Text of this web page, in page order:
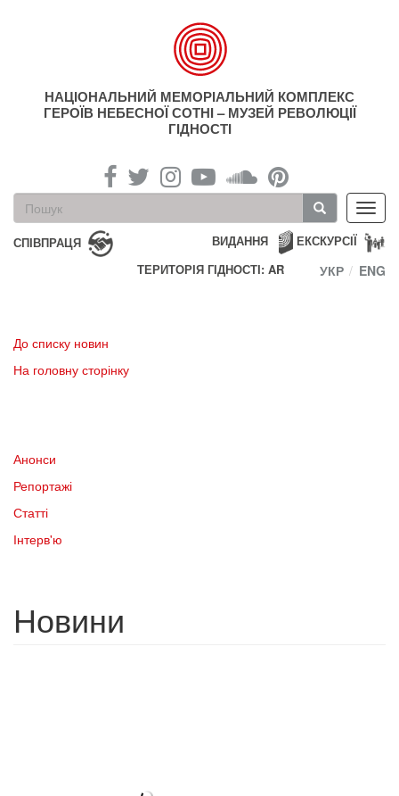
НАЦІОНАЛЬНИЙ МЕМОРІАЛЬНИЙ КОМПЛЕКС
ГЕРОЇВ НЕБЕСНОЇ СОТНІ – МУЗЕЙ РЕВОЛЮЦІЇ
ГІДНОСТІ
Пошукова
форма
Пошук
СПІВПРАЦЯ ЕКСКУРСІЇ
ВИДАННЯ
ТЕРИТОРІЯ ГІДНОСТІ: AR
УКР ENG
До списку новин
На головну сторінку
Анонси
Репортажі
Статті
Інтерв'ю
Новини